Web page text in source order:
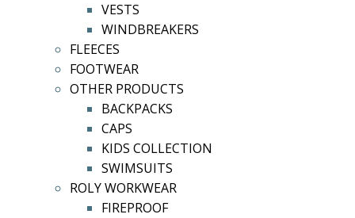
VESTS
WINDBREAKERS
FLEECES
FOOTWEAR
OTHER PRODUCTS
BACKPACKS
CAPS
KIDS COLLECTION
SWIMSUITS
ROLY WORKWEAR
FIREPROOF